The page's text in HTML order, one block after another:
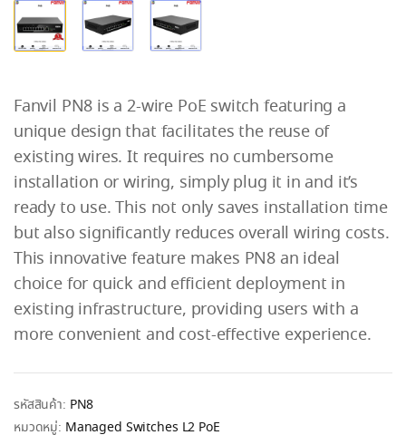
Fanvil PN8 is a 2-wire PoE switch featuring a
unique design that facilitates the reuse of
existing wires. It requires no cumbersome
installation or wiring, simply plug it in and it’s
ready to use. This not only saves installation time
but also significantly reduces overall wiring costs.
This innovative feature makes PN8 an ideal
choice for quick and efficient deployment in
existing infrastructure, providing users with a
more convenient and cost-effective experience.
รหัสสินค้า: PN8
หมวดหมู่: Managed Switches L2 PoE